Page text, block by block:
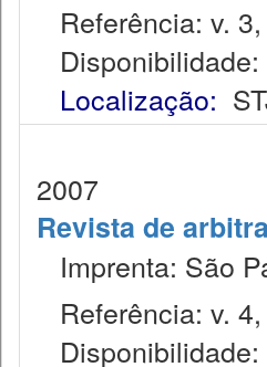
Referência: v.
Disponibilidade:
Localização:
2007
Revista de
Imprenta: São
Referência: v.
Disponibilidade: